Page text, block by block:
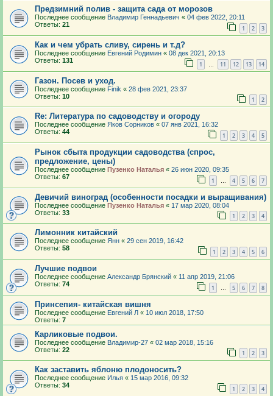
Предзимний полив - защита сада от морозов
Последнее сообщение Владимир Геннадьевич « 04 фев 2022, 20:11
Ответы: 21 1 2 3
Как и чем убрать сливу, сирень и т.д?
Последнее сообщение Евгений Родимин « 08 дек 2021, 20:13
Ответы: 131 1 … 11 12 13 14
Газон. Посев и уход.
Последнее сообщение Finik « 28 фев 2021, 23:37
Ответы: 10 1 2
Re: Литература по садоводству и огороду
Последнее сообщение Яков Сорников « 07 янв 2021, 16:32
Ответы: 44 1 2 3 4 5
Рынок сбыта продукции садоводства (спрос,
предложение, цены)
Последнее сообщение Пузенко Наталья « 26 июн 2020, 09:35
Ответы: 67 1 … 4 5 6 7
Девичий виноград (особенности посадки и выращивания)
Последнее сообщение Пузенко Наталья « 17 мар 2020, 08:04
Ответы: 33 1 2 3 4
Лимонник китайский
Последнее сообщение Янн « 29 сен 2019, 16:42
Ответы: 58 1 2 3 4 5 6
Лучшие подвои
Последнее сообщение Александр Брянский « 11 апр 2019, 21:06
Ответы: 74 1 … 5 6 7 8
Принсепия- китайская вишня
Последнее сообщение Евгений Л « 10 июл 2018, 17:50
Ответы: 7
Карликовые подвои.
Последнее сообщение Владимир-27 « 02 мар 2018, 15:16
Ответы: 22 1 2 3
Как заставить яблоню плодоносить?
Последнее сообщение Илья « 15 мар 2016, 09:32
Ответы: 34 1 2 3 4